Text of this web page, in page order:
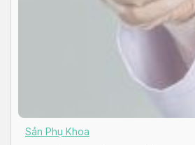
Sản Phụ Khoa